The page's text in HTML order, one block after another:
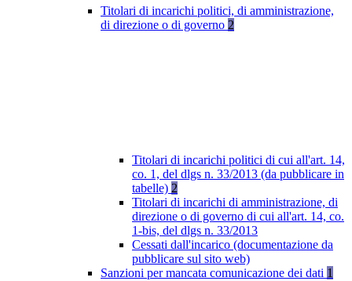
Titolari di incarichi politici, di amministrazione,
di direzione o di governo 2
Titolari di incarichi politici di cui all'art. 14,
co. 1, del dlgs n. 33/2013 (da pubblicare in
tabelle) 2
Titolari di incarichi di amministrazione, di
direzione o di governo di cui all'art. 14, co.
1-bis, del dlgs n. 33/2013
Cessati dall'incarico (documentazione da
pubblicare sul sito web)
Sanzioni per mancata comunicazione dei dati 1